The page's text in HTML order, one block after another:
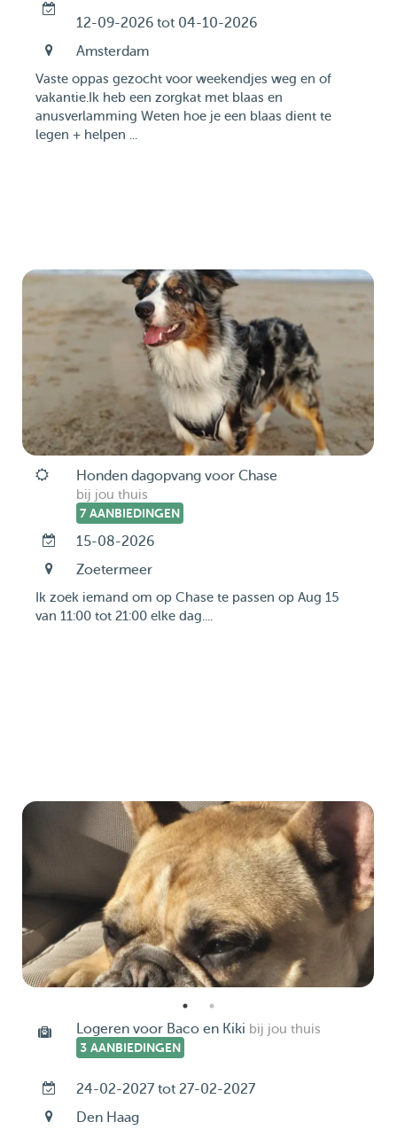
12-09-2026 tot 04-10-2026
Amsterdam
Vaste oppas gezocht voor weekendjes weg en of
vakantie.Ik heb een zorgkat met blaas en
anusverlamming Weten hoe je een blaas dient te
legen + helpen ...
Honden dagopvang voor Chase
bij jou thuis
7 AANBIEDINGEN
15-08-2026
Zoetermeer
Ik zoek iemand om op Chase te passen op Aug 15
van 11:00 tot 21:00 elke dag....
Logeren voor Baco en Kiki bij jou thuis
3 AANBIEDINGEN
24-02-2027 tot 27-02-2027
Den Haag